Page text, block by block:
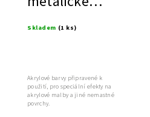
Skladem (1 ks)
Akrylové barvy připravené k
použití, pro speciální efekty na
akrylové malby a jiné nemastné
povrchy.